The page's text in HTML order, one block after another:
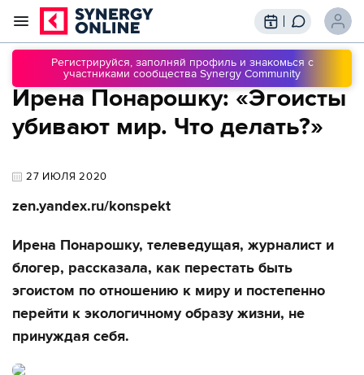
Регистрируйся, заполняй профиль и знакомься с
участниками сообщества Synergy Community
Трансляции
Вебинары
Обучение
Знания
Сообщество
Подписки
Ирена Понарошку: «Эгоисты
убивают мир. Что делать?»
27 ИЮЛЯ 2020
zen.yandex.ru/konspekt
Ирена Понарошку, телеведущая, журналист и
блогер, рассказала, как перестать быть
эгоистом по отношению к миру и постепенно
перейти к экологичному образу жизни, не
принуждая себя.